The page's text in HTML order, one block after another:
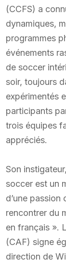
(CCFS) a
dynamiques,
programmes
événements
de soccer
soir, toujours
expérimentés
participants
trois équipes
appréciés.
Son
soccer est un
d’une passion
rencontrer du
en français ».
(CAF) signe
direction de